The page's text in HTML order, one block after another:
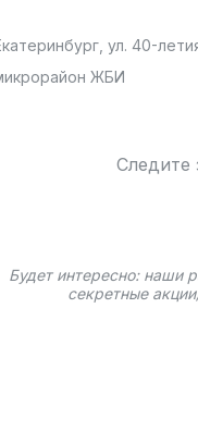
ул. 40-
ЖБИ
Следите
Будет интересно: наши
секретные